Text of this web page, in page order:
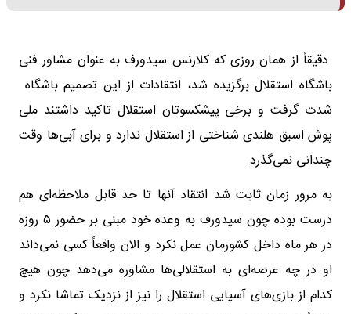
دقیقاً از همان روزی که کلارنس سیدورف به عنوان مشاور فنی
باشگاه استقلال برگزیده شد، انتقادات از این تصمیم باشگاه
شدت گرفت و برخی پیشکسوتان استقلال تاکید داشتند ‌ملی
پوش اسبق هلندی شناختی از استقلال ندارد و برای آبی‌ها وقت
چندانی نمی‌گذرد.
به مرور زمان ثابت شد انتقاد آنها تا حد قابل ملاحظه‌ای هم
درست بوده چون سیدورف به وعده خود مبنی بر حضور ۵ روزه
در هر ماه داخل کشورمان عمل نکرد و الان واقعاً کسی نمی‌داند
او در چه عرصه‌ای به استقلالی‌ها مشاوره می‌دهد چون هیچ
کدام از بازی‌های آسیایی استقلال را نیز از نزدیک تماشا نکرد و